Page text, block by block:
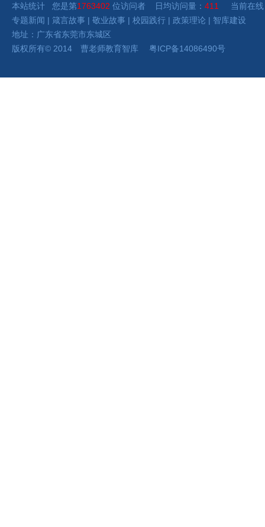
本站统计 您是第1763402 位访问者 日均访问量： 411
当前在线
专题新闻 | 箴言故事 | 敬业故事 | 校园践行 | 政策理论 | 智库建设
地址：广东省东莞市东城区
版权所有© 2014 曹老师教育智库 粤ICP备14086490号